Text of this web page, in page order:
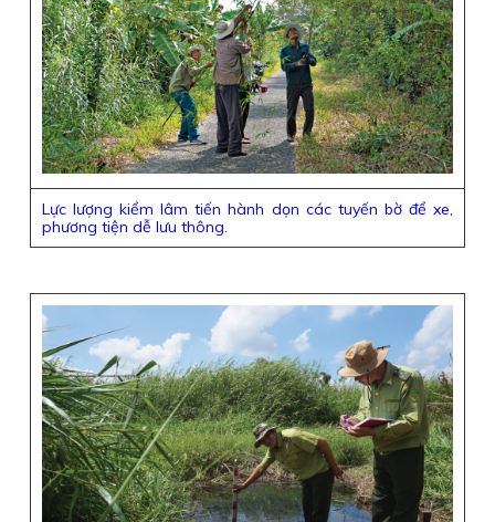
Lực lượng kiểm lâm tiến hành dọn các tuyến bờ để xe,
phương tiện dễ lưu thông.